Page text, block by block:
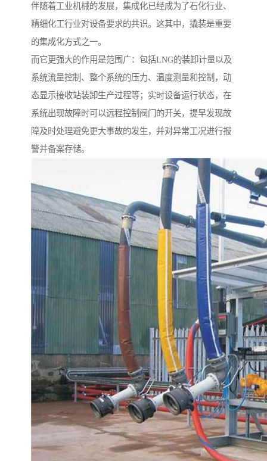
伴随着工业机械的发展，集成化已经成为了石化行业、
精细化工行业对设备要求的共识。这其中，撬装是重要
的集成化方式之一。
而它更强大的作用是范围广：包括LNG的装卸计量以及
系统流量控制、整个系统的压力、温度测量和控制，动
态显示接收站装卸生产过程等；实时设备运行状态，在
系统出现故障时可以远程控制阀门的开关，提早发现故
障及时处理避免更大事故的发生，并对异常工况进行报
警并备案存储。